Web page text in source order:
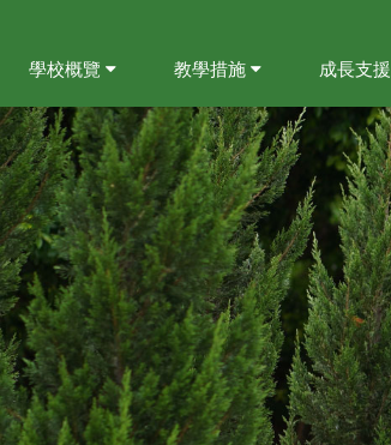
學校概覽 教學措施 成長支援